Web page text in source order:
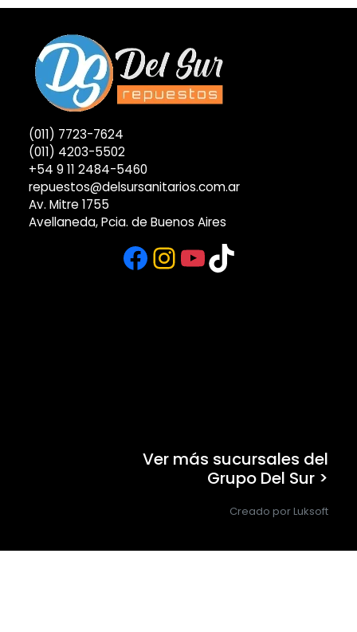
(011) 7723-7624
(011) 4203-5502
+54 9 11 2484-5460
repuestos@delsursanitarios.com.ar
Av. Mitre 1755
Avellaneda, Pcia. de Buenos Aires
Facebook
Instagram
YouTube
TikTok
Ver más sucursales del
Grupo Del Sur >
Creado por Luksoft